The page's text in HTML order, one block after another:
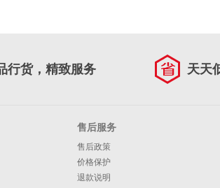
行货，精致服务 天天
售后服务
售后政策
价格保护
退款说明